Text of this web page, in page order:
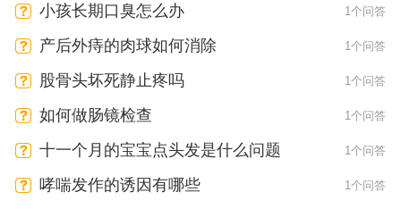
小孩长期口臭怎么办 1个问答
产后外痔的肉球如何消除 1个问答
股骨头坏死静止疼吗 1个问答
如何做肠镜检查 1个问答
十一个月的宝宝点头发是什么问题 1个问答
哮喘发作的诱因有哪些 1个问答